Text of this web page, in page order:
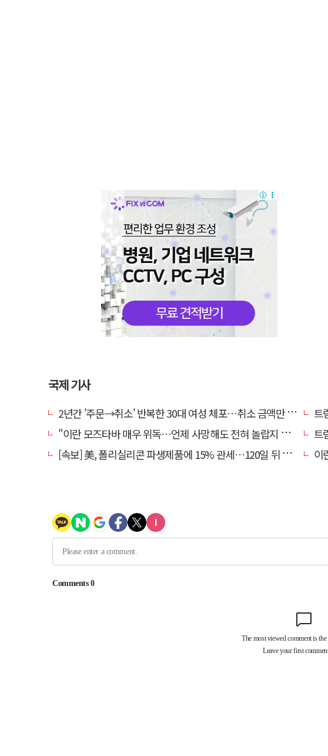
국제 기사
2년간 '주문→취소' 반복한 30대 여성 체포…취소 금액만 400억 원
트
"이란 모즈타바 매우 위독…언제 사망해도 전혀 놀랍지 않아"
트
[속보] 美, 폴리실리콘 파생제품에 15% 관세…120일 뒤 발효
이